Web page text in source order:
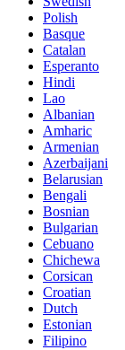
Polish
Basque
Catalan
Esperanto
Hindi
Lao
Albanian
Amharic
Armenian
Azerbaijani
Belarusian
Bengali
Bosnian
Bulgarian
Cebuano
Chichewa
Corsican
Croatian
Dutch
Estonian
Filipino